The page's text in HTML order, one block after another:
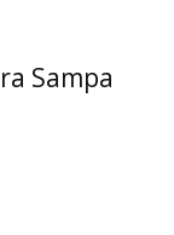
Sampa